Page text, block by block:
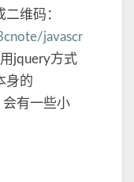
维码：
javascr
jquery方式
身的
有一些小